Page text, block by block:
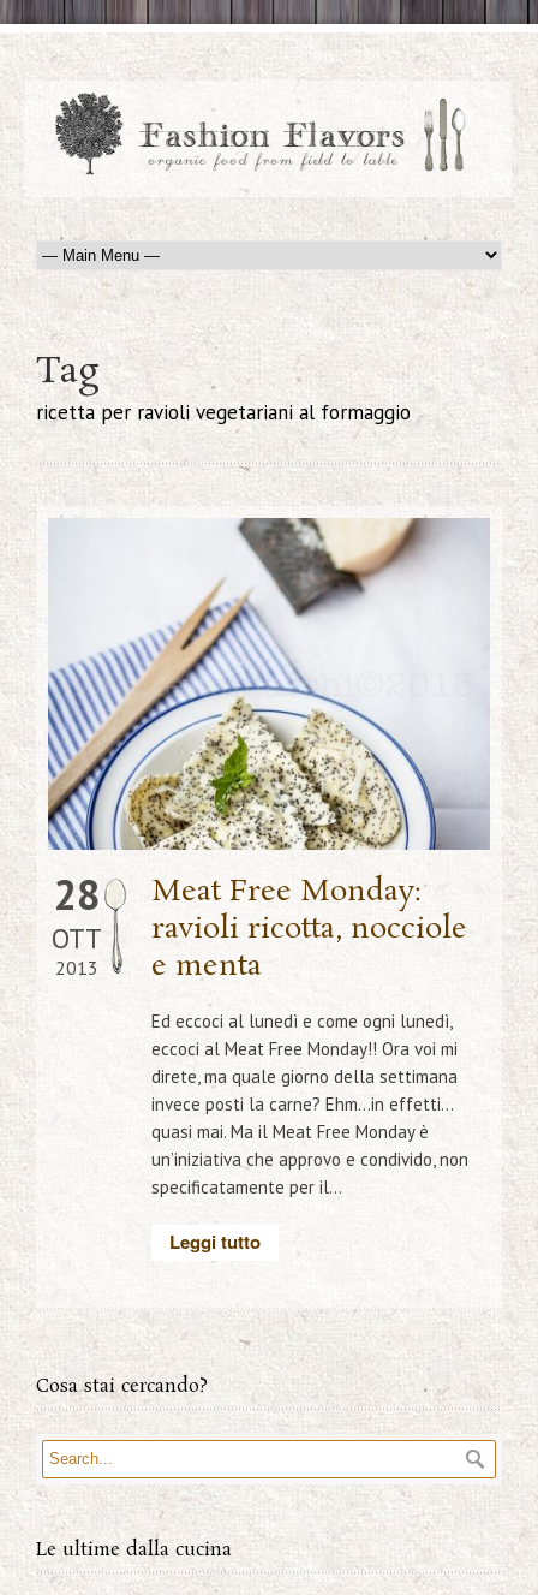
Tag
ricetta per ravioli vegetariani al formaggio
28
OTT
2013
Meat Free Monday:
ravioli ricotta, nocciole
e menta
Ed eccoci al lunedì e come ogni lunedì,
eccoci al Meat Free Monday!! Ora voi mi
direte, ma quale giorno della settimana
invece posti la carne? Ehm…in effetti…
quasi mai. Ma il Meat Free Monday è
un’iniziativa che approvo e condivido, non
specificatamente per il...
Leggi tutto
Cosa stai cercando?
Le ultime dalla cucina